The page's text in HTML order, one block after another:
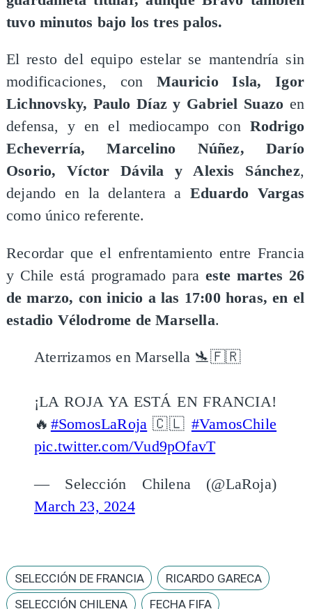
tuvo minutos bajo los tres palos.
El resto del equipo estelar se mantendría sin
modificaciones, conMauricio Isla, Igor
Lichnovsky, Paulo Díaz y Gabriel Suazo en
defensa, y en el mediocampo con Rodrigo
Echeverría, Marcelino Núñez, Darío
Osorio, Víctor Dávila y Alexis Sánchez,
dejando en la delantera a Eduardo Vargas
como único referente.
Recordar que el enfrentamiento entre Francia
y Chile está programado para este martes 26
de marzo, con inicio a las 17:00 horas, en el
estadio Vélodrome de Marsella.
Aterrizamos en Marsella 🛬🇫🇷
¡LA ROJA YA ESTÁ EN FRANCIA!
🔥 #SomosLaRoja 🇨🇱 #VamosChile
pic.twitter.com/Vud9pOfavT
— Selección Chilena (@LaRoja)
March 23, 2024
SELECCIÓN DE FRANCIA
RICARDO GARECA
SELECCIÓN CHILENA
FECHA FIFA